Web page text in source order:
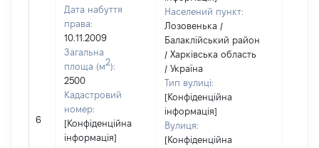
6
Дата набуття
права:
10.11.2009
Загальна
площа (м2):
2500
Кадастровий
номер:
[Конфіденційна
інформація]
Населений пункт:
Лозовенька /
Балаклійський район
/ Харківська область
/ Україна
Тип вулиці:
[Конфіденційна
інформація]
Вулиця:
[Конфіденційна